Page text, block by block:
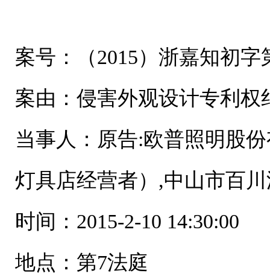
案号：（2015）浙嘉知初字
案由：侵害外观设计专利权
当事人：原告:欧普照明股
灯具店经营者）,中山市百
时间：2015-2-10 14:30:00
地点：第7法庭